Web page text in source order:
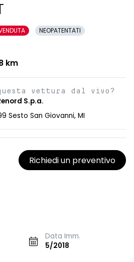
NEOPATENTATI
km
vettura dal vivo?
S.p.a.
Sesto San Giovanni, MI
Richiedi un preventivo
Data Imm.
5/2018